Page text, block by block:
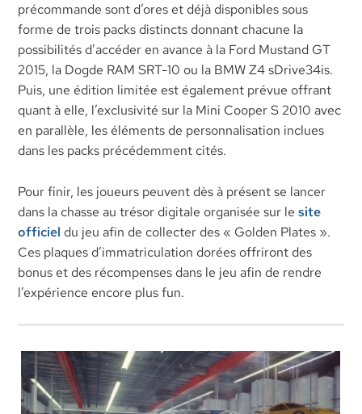
précommande sont d’ores et déjà disponibles sous
forme de trois packs distincts donnant chacune la
possibilités d’accéder en avance à la Ford Mustand GT
2015, la Dogde RAM SRT-10 ou la BMW Z4 sDrive34is.
Puis, une édition limitée est également prévue offrant
quant à elle, l’exclusivité sur la Mini Cooper S 2010 avec
en parallèle, les éléments de personnalisation inclues
dans les packs précédemment cités.
Pour finir, les joueurs peuvent dès à présent se lancer
dans la chasse au trésor digitale organisée sur le site
officiel du jeuafin de collecter des « Golden Plates ».
Ces plaques d’immatriculation dorées offriront des
bonus et des récompenses dans le jeu afin de rendre
l’expérience encore plus fun.